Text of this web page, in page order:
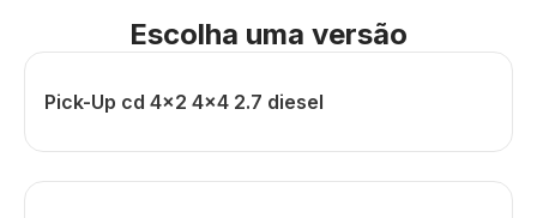
Escolha uma versão
Pick-Up cd 4x2 4x4 2.7 diesel